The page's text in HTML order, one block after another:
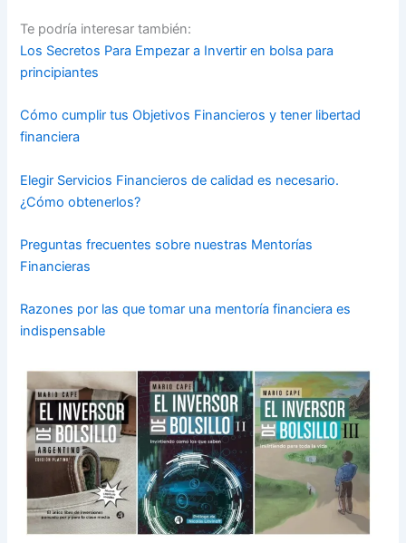
Te podría interesar también:
Los Secretos Para Empezar a Invertir en bolsa para
principiantes
Cómo cumplir tus Objetivos Financieros y tener libertad
financiera
Elegir Servicios Financieros de calidad es necesario.
¿Cómo obtenerlos?
Preguntas frecuentes sobre nuestras Mentorías
Financieras
Razones por las que tomar una mentoría financiera es
indispensable